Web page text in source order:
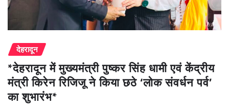
देहरादून
*देहरादून में मुख्यमंत्री पुष्कर सिंह धामी एवं केंद्रीय
मंत्री किरेन रिजिजू ने किया छठे ‘लोक संवर्धन पर्व’
का शुभारंभ*